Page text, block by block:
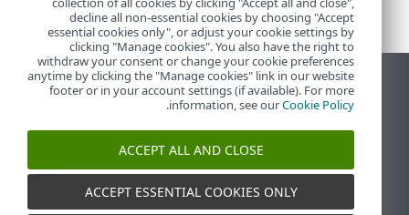
عرض موقع سطح المكتب
End of Life
قاعدة معارف ESET
ESET Status Portal
الدعم الإقليمي
decline all non-essential cookies by choosing "Accept
essential cookies only", or adjust your cookie settings by
clicking "Manage cookies". You also have the right to
withdraw your consent or change your cookie preferences
anytime by clicking the "Manage cookies" link in our website
footer or in your account settings (if available). For more
information, see ourCookie Policy
.
ACCEPT ALL AND CLOSE
ACCEPT ESSENTIAL COOKIES ONLY